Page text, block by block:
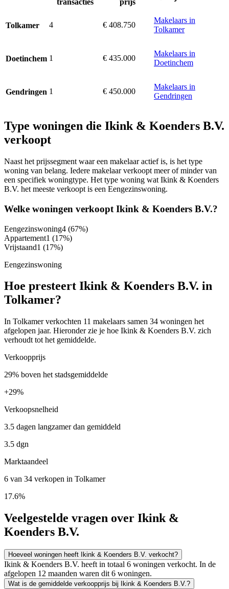
transacties prijs
Tolkamer 4 € 408.750
Makelaars in
Tolkamer
Doetinchem 1 € 435.000
Makelaars in
Doetinchem
Gendringen 1 € 450.000
Makelaars in
Gendringen
Type woningen die Ikink & Koenders B.V.
verkoopt
Naast het prijssegment waar een makelaar actief is, is het type
woning van belang. Iedere makelaar verkoopt meer of minder van
een specifiek woningtype. Het type woning wat Ikink & Koenders
B.V. het meeste verkoopt is een Eengezinswoning.
Welke woningen verkoopt Ikink & Koenders B.V.?
Eengezinswoning4 (67%)
Appartement1 (17%)
Vrijstaand1 (17%)
Eengezinswoning
Hoe presteert Ikink & Koenders B.V. in
Tolkamer?
In Tolkamer verkochten 11 makelaars samen 34 woningen het
afgelopen jaar. Hieronder zie je hoe Ikink & Koenders B.V. zich
verhoudt tot het gemiddelde.
Verkoopprijs
29% boven het stadsgemiddelde
+29%
Verkoopsnelheid
3.5 dagen langzamer dan gemiddeld
3.5 dgn
Marktaandeel
6 van 34 verkopen in Tolkamer
17.6%
Veelgestelde vragen over Ikink &
Koenders B.V.
Hoeveel woningen heeft Ikink & Koenders B.V. verkocht?
Ikink & Koenders B.V. heeft in totaal 6 woningen verkocht. In de
afgelopen 12 maanden waren dit 6 woningen.
Wat is de gemiddelde verkoopprijs bij Ikink & Koenders B.V.?